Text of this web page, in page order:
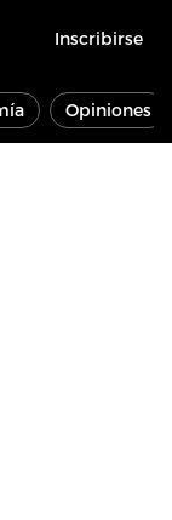
Inscribirse
Opiniones